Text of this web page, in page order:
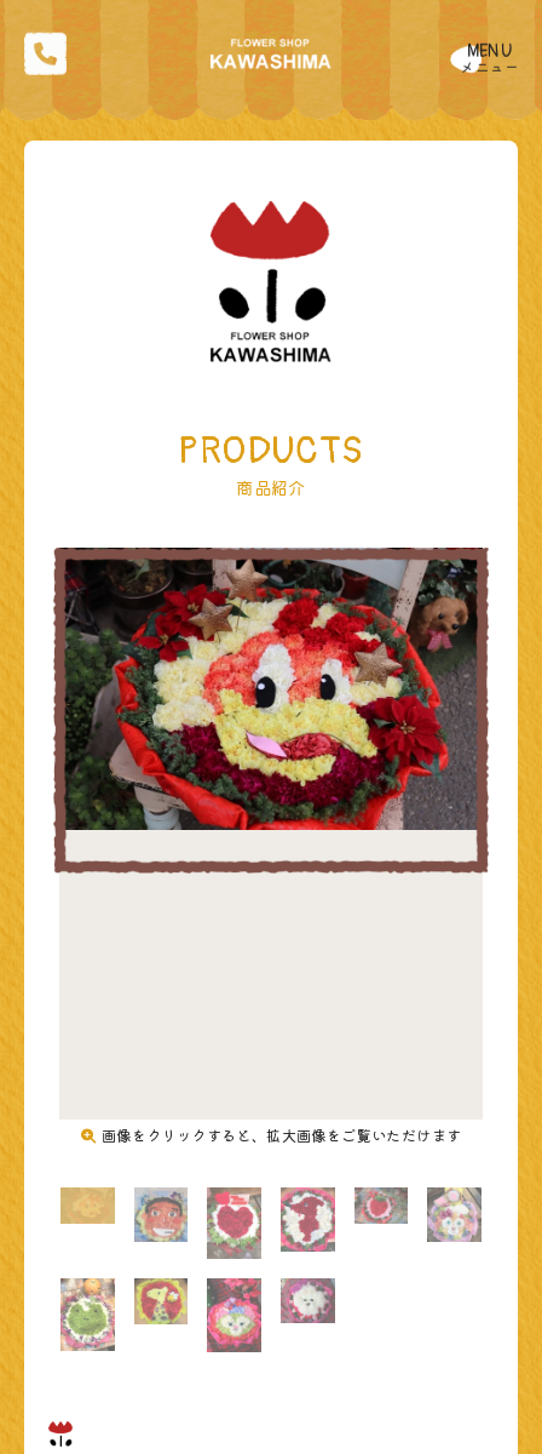
MENU
メニュー
PRODUCTS
商品紹介
画像をクリックすると、拡大画像をご覧いただけます